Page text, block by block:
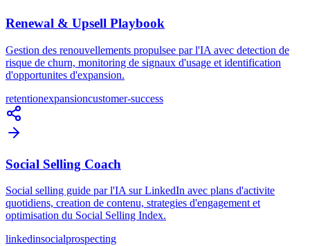
Renewal & Upsell Playbook
Gestion des renouvellements propulsee par l'IA avec detection de
risque de churn, monitoring de signaux d'usage et identification
d'opportunites d'expansion.
retentionexpansioncustomer-success
Social Selling Coach
Social selling guide par l'IA sur LinkedIn avec plans d'activite
quotidiens, creation de contenu, strategies d'engagement et
optimisation du Social Selling Index.
linkedinsocialprospecting